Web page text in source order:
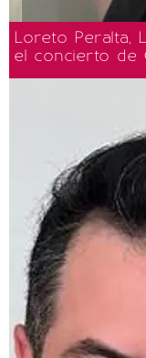
Loreto Peralta,
el concierto de